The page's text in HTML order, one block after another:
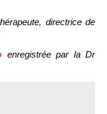
directrice de
enregistrée par la Dr